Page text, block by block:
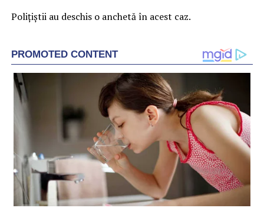
Polițiștii au deschis o anchetă în acest caz.